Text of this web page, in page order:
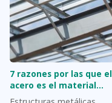
7 razones por las que el
acero es el material
preferido para naves